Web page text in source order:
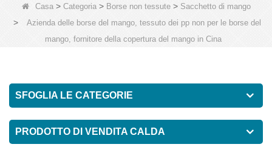
Casa> Categoria> Borse non tessute> Sacchetto di mango
>
Azienda delle borse del mango, tessuto dei pp non per le borse del
mango, fornitore della copertura del mango in Cina
SFOGLIA LE CATEGORIE
PRODOTTO DI VENDITA CALDA